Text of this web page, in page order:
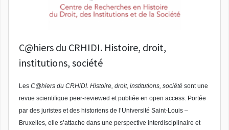
C@hiers du CRHIDI. Histoire, droit,
institutions, société
Les C@hiers du CRHiDI. Histoire, droit, institutions, société sont une
revue scientifique peer-reviewed et publiée en open access. Portée
par des juristes et des historiens de l’Université Saint-Louis –
Bruxelles, elle s’attache dans une perspective interdisciplinaire et